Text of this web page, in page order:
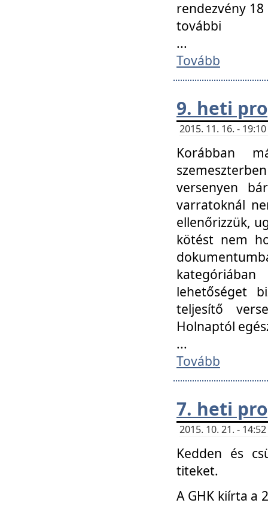
rendezvény
további
...
Tovább
9. heti
2015. 11. 16. -
Korábban
versenyen
varratoknál
ellenőrizzük,
kötést nem
lehetőséget
teljesítő
Holnaptól
...
Tovább
7. heti
2015. 10. 21. -
Kedden és
titeket.
A GHK kiírta a